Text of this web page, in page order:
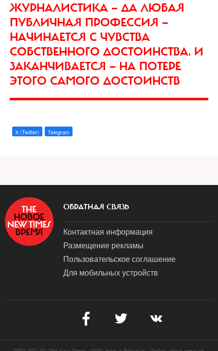
ЖУРНАЛИСТИКА — ДА ЛЮБАЯ
ПУБЛИЧНАЯ ПРОФЕССИЯ —
НАЧИНАЕТСЯ С ЧУВСТВА
СОБСТВЕННОГО ДОСТОИНСТВА. И
ЗАКАНЧИВАЕТСЯ — НА ПОТЕРЕ
ЭТОГО САМОГО ДОСТОИНСТВ
X (Twitter) Telegram
ОБРАТНАЯ СВЯЗЬ
Контактная информация
Размещение рекламы
Пользовательское соглашение
Для мобильных устройств